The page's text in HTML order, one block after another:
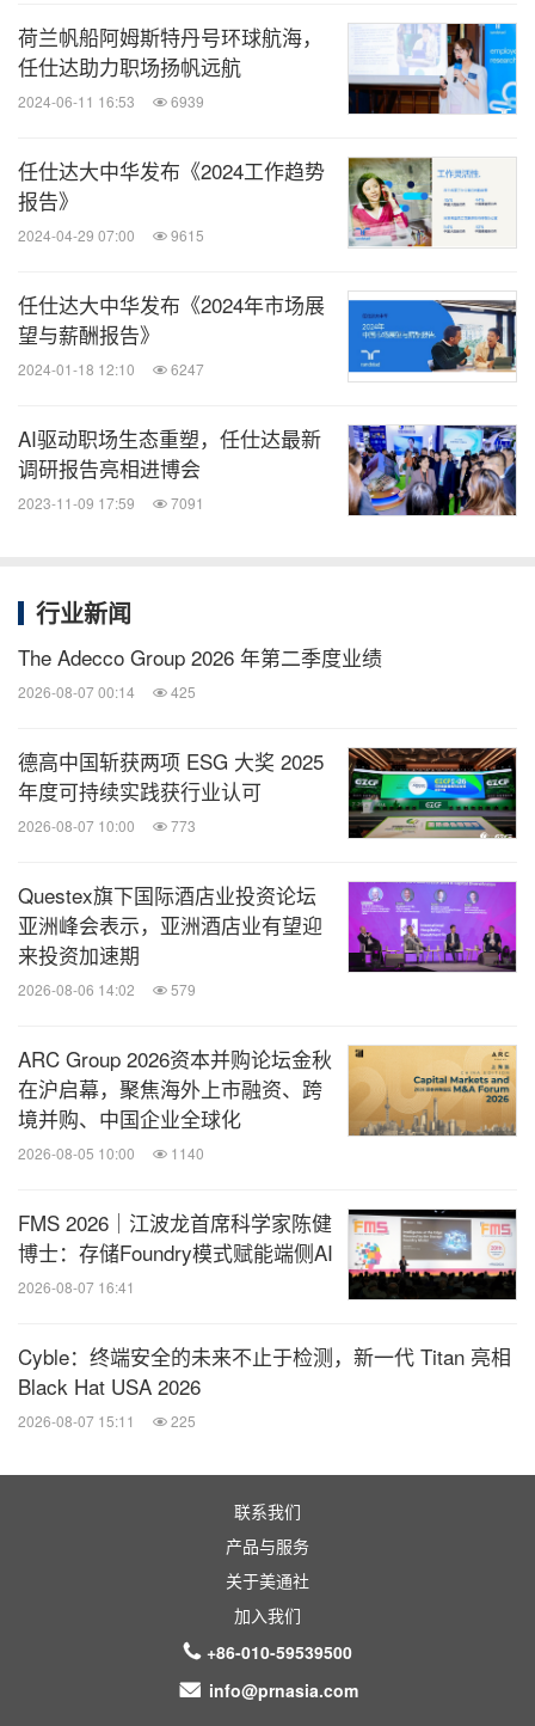
题"雇主品牌直通车：打造职场幸福感，释放员工潜
能"，结合实际环境和从业经验，分享了他们在实践
中所取得的成果和经验，为大家呈现了一个全新的视
感和员工潜能的重要性。
对于活动的成功举办，任仕达大中华董事总经理孙嫣
嫣（Natellie Sun）女士表示，"感谢每一位参与活动
的朋友与嘉宾，在这个以‘新联盟时代：重启员工幸福
感的星辰大海'为主题的活动中，我们共同探讨了雇主
幸福感。通过与来自各行各业的人力资源从业者和企
业管理者的互动交流，我们汲取了宝贵的智慧和经
验。我们相信，在新联盟时代，雇主与员工的合作将
章！"
消息来源：任仕达
全球TMT
微信公众号“全球TMT”发布全球互联网、科
技、媒体、通讯企业的经营动态、财报信
阅！
关键词：广告/营销
分享到：
荷兰帆船阿姆斯特丹号环球航海，
任仕达助力职场扬帆远航
2024-06-11 16:53 6939
任仕达大中华发布《2024工作趋势
报告》
2024-04-29 07:00 9615
任仕达大中华发布《2024年市场展
望与薪酬报告》
2024-01-18 12:10 6247
AI驱动职场生态重塑，任仕达最新
调研报告亮相进博会
2023-11-09 17:59 7091
行业新闻
The Adecco Group 2026 年第二季度业绩
2026-08-07 00:14 425
德高中国斩获两项 ESG 大奖 2025
年度可持续实践获行业认可
2026-08-07 10:00 773
Questex旗下国际酒店业投资论坛
亚洲峰会表示，亚洲酒店业有望迎
来投资加速期
2026-08-06 14:02 579
ARC Group 2026资本并购论坛金秋
在沪启幕，聚焦海外上市融资、跨
境并购、中国企业全球化
2026-08-05 10:00 1140
FMS 2026｜江波龙首席科学家陈健
博士：存储Foundry模式赋能端侧AI
2026-08-07 16:41
Cyble：终端安全的未来不止于检测，新一代 Titan 亮相
Black Hat USA 2026
2026-08-07 15:11 225
联系我们
产品与服务
关于美通社
加入我们
+86-010-59539500
info@prnasia.com